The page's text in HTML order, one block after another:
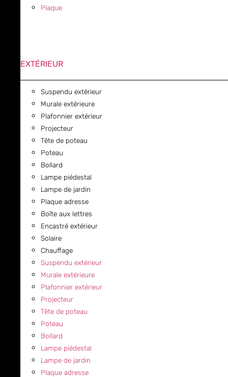
Plaque
EXTÉRIEUR
Suspendu extérieur
Murale extérieure
Plafonnier extérieur
Projecteur
Tête de poteau
Poteau
Bollard
Lampe piédestal
Lampe de jardin
Plaque adresse
Boîte aux lettres
Encastré extérieur
Solaire
Chauffage
Suspendu extérieur
Murale extérieure
Plafonnier extérieur
Projecteur
Tête de poteau
Poteau
Bollard
Lampe piédestal
Lampe de jardin
Plaque adresse